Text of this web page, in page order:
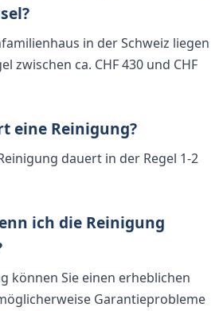
in der Schweiz liegen
zwischen ca. CHF 430 und CHF
eine Reinigung?
dauert in der Regel 1-2
ich die Reinigung
können Sie einen erheblichen
Garantieprobleme